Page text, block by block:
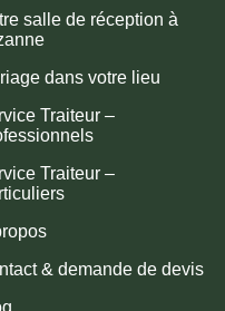
salle de réception à
dans votre lieu
Traiteur –
Traiteur –
& demande de devis